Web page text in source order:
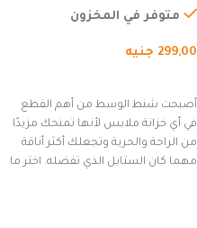
السفر، الجري العادي، المشي
(رمادي)
متوفر في المخزون
299,00 جنيه
أصبحت شنط الوسط من أهم القطع
في أي خزانة ملابس لأنها تمنحك مزيدًا
من الراحة والحرية وتجعلك أكثر أناقة
مهما كان الستايل الذي تفضله. اختر ما